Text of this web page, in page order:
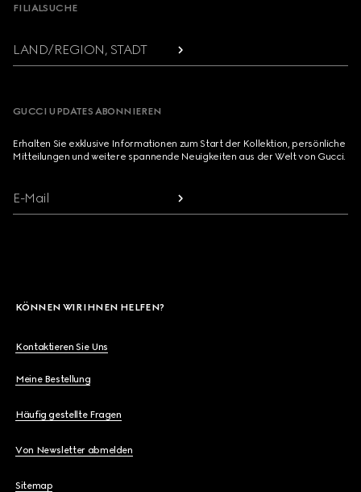
FILIALSUCHE
LAND/REGION, STADT
GUCCI UPDATES ABONNIEREN
Erhalten Sie exklusive Informationen zum Start der Kollektion, persönliche
Mitteilungen und weitere spannende Neuigkeiten aus der Welt von Gucci.
E-Mail
KÖNNEN WIR IHNEN HELFEN?
Kontaktieren Sie Uns
Meine Bestellung
Häufig gestellte Fragen
Von Newsletter abmelden
Sitemap